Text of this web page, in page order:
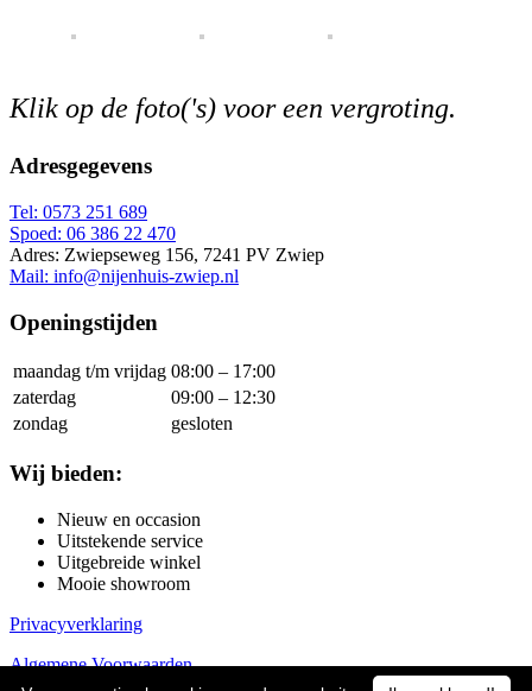
Klik op de foto('s) voor een vergroting.
Adresgegevens
Tel: 0573 251 689
Spoed: 06 386 22 470
Adres: Zwiepseweg 156, 7241 PV Zwiep
Mail: info@nijenhuis-zwiep.nl
Openingstijden
maandag t/m vrijdag 08:00 – 17:00
zaterdag
09:00 – 12:30
zondag
gesloten
Wij bieden:
Nieuw en occasion
Uitstekende service
Uitgebreide winkel
Mooie showroom
Privacyverklaring
Algemene Voorwaarden